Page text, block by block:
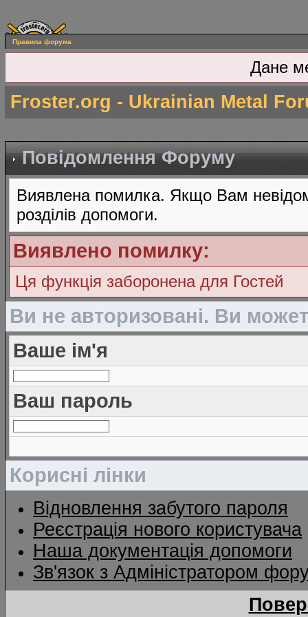
Правила форума
Дане
Froster.org - Ukrainian Metal
Повідомлення Форуму
Виявлена помилка. Якщо Вам
розділів допомоги.
Виявлено помилку:
Ця функція заборонена для Гостей
Ви не авторизовані. Ви
Ваше ім'я
Ваш пароль
Корисні лінки
Відновлення забутого пароля
Реєстрація нового користувача
Наша документація допомоги
Зв'язок з Адміністратором